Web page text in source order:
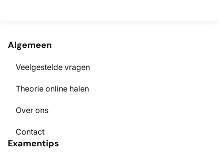
Algemeen
Veelgestelde vragen
Theorie online halen
Over ons
Contact
Examentips